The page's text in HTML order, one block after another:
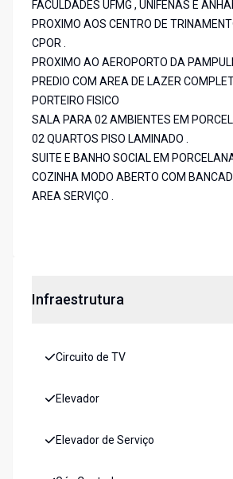
FACULDADES UFMG , UNIFENAS E
PROXIMO AOS CENTRO DE
CPOR .
PROXIMO AO AEROPORTO DA
PREDIO COM AREA DE LAZER
PORTEIRO FISICO
SALA PARA 02 AMBIENTES EM
02 QUARTOS PISO LAMINADO .
SUITE E BANHO SOCIAL EM
COZINHA MODO ABERTO COM
AREA SERVIÇO .
Infraestrutura
Circuito de TV
Elevador
Elevador de Serviço